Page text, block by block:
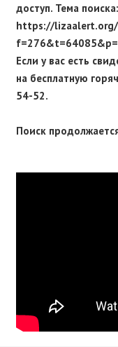
доступ. Тема поиска:
https://
Если у вас есть
на бесплатную
54-52.
Поиск